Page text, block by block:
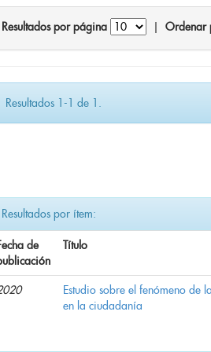
Resultados por página Ordenar
Resultados 1-1 de 1.
Resultados por ítem:
de
Título
Estudio sobre el fenómeno de
en la ciudadanía